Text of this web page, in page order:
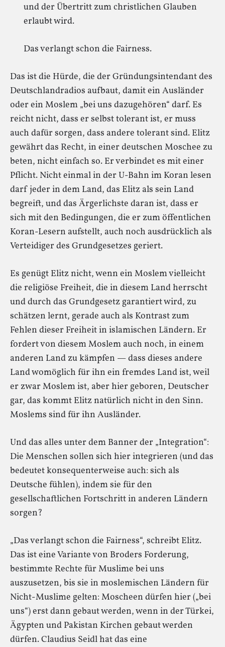
und der Übertritt zum christlichen Glauben
erlaubt wird.
Das verlangt schon die Fairness.
Das ist die Hürde, die der Gründungsintendant des
Deutschlandradios aufbaut, damit ein Ausländer
oder ein Moslem „bei uns dazugehören“ darf. Es
reicht nicht, dass er selbst tolerant ist, er muss
auch dafür sorgen, dass andere tolerant sind. Elitz
gewährt das Recht, in einer deutschen Moschee zu
beten, nicht einfach so. Er verbindet es mit einer
Pflicht. Nicht einmal in der U-Bahn im Koran lesen
darf jeder in dem Land, das Elitz als sein Land
begreift, und das Ärgerlichste daran ist, dass er
sich mit den Bedingungen, die er zum öffentlichen
Koran-Lesern aufstellt, auch noch ausdrücklich als
Verteidiger des Grundgesetzes geriert.
Es genügt Elitz nicht, wenn ein Moslem vielleicht
die religiöse Freiheit, die in diesem Land herrscht
und durch das Grundgesetz garantiert wird, zu
schätzen lernt, gerade auch als Kontrast zum
Fehlen dieser Freiheit in islamischen Ländern. Er
fordert von diesem Moslem auch noch, in einem
anderen Land zu kämpfen — dass dieses andere
Land womöglich für ihn ein fremdes Land ist, weil
er zwar Moslem ist, aber hier geboren, Deutscher
gar, das kommt Elitz natürlich nicht in den Sinn.
Moslems sind für ihn Ausländer.
Und das alles unter dem Banner der „Integration“:
Die Menschen sollen sich hier integrieren (und das
bedeutet konsequenterweise auch: sich als
Deutsche fühlen), indem sie für den
gesellschaftlichen Fortschritt in anderen Ländern
sorgen?
„Das verlangt schon die Fairness“, schreibt Elitz.
Das ist eine Variante von Broders Forderung,
bestimmte Rechte für Muslime bei uns
auszusetzen, bis sie in moslemischen Ländern für
Nicht-Muslime gelten: Moscheen dürfen hier („bei
uns“) erst dann gebaut werden, wenn in der Türkei,
Ägypten und Pakistan Kirchen gebaut werden
dürfen. Claudius Seidl hat das eine